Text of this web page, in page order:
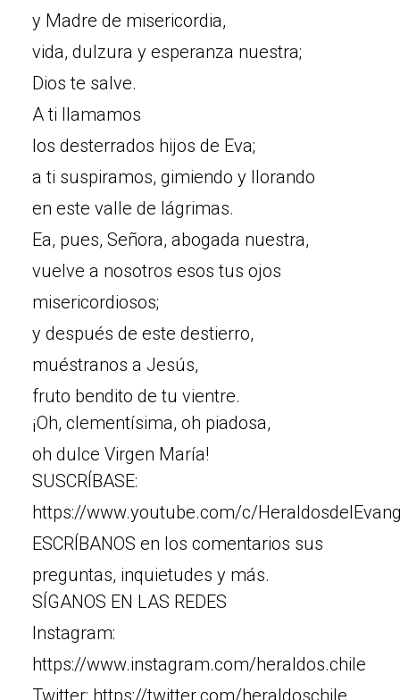
y Madre de misericordia,
vida, dulzura y esperanza nuestra;
Dios te salve.
A ti llamamos
los desterrados hijos de Eva;
a ti suspiramos, gimiendo y llorando
en este valle de lágrimas.
Ea, pues, Señora, abogada nuestra,
vuelve a nosotros esos tus ojos
misericordiosos;
y después de este destierro,
muéstranos a Jesús,
fruto bendito de tu vientre.
¡Oh, clementísima, oh piadosa,
oh dulce Virgen María!
SUSCRÍBASE:
https://www.youtube.com/c/
ESCRÍBANOS en los comentarios sus
preguntas, inquietudes y más.
SÍGANOS EN LAS REDES
Instagram:
https://www.instagram.com/heraldos.chile
Twitter: https://twitter.com/heraldoschile